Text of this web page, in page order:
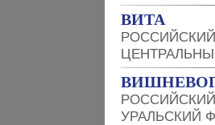
ВИТА
УРАЛЬСКИЙ